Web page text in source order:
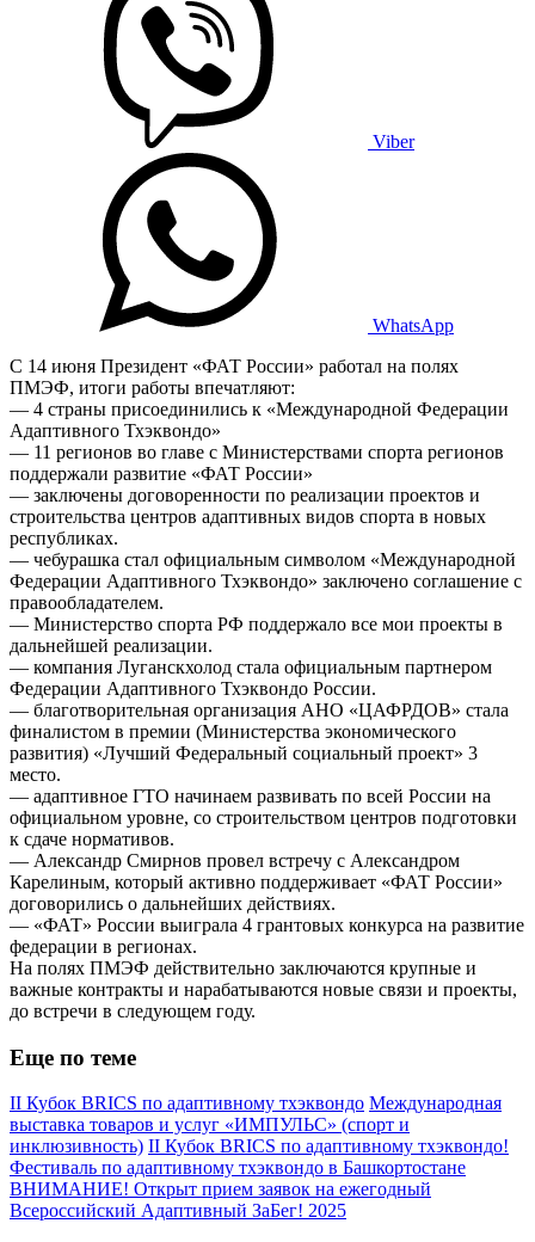
Viber
WhatsApp
С 14 июня Президент «ФАТ России» работал на полях
ПМЭФ, итоги работы впечатляют:
— 4 страны присоединились к «Международной Федерации
Адаптивного Тхэквондо»
— 11 регионов во главе с Министерствами спорта регионов
поддержали развитие «ФАТ России»
— заключены договоренности по реализации проектов и
строительства центров адаптивных видов спорта в новых
республиках.
— чебурашка стал официальным символом «Международной
Федерации Адаптивного Тхэквондо» заключено соглашение с
правообладателем.
— Министерство спорта РФ поддержало все мои проекты в
дальнейшей реализации.
— компания Луганскхолод стала официальным партнером
Федерации Адаптивного Тхэквондо России.
— благотворительная организация АНО «ЦАФРДОВ» стала
финалистом в премии (Министерства экономического
развития) «Лучший Федеральный социальный проект» 3
место.
— адаптивное ГТО начинаем развивать по всей России на
официальном уровне, со строительством центров подготовки
к сдаче нормативов.
— Александр Смирнов провел встречу с Александром
Карелиным, который активно поддерживает «ФАТ России»
договорились о дальнейших действиях.
— «ФАТ» России выиграла 4 грантовых конкурса на развитие
федерации в регионах.
На полях ПМЭФ действительно заключаются крупные и
важные контракты и нарабатываются новые связи и проекты,
до встречи в следующем году.
Еще по теме
II Кубок BRICS по адаптивному тхэквондо Международная
выставка товаров и услуг «ИМПУЛЬС» (спорт и
инклюзивность) II Кубок BRICS по адаптивному тхэквондо!
Фестиваль по адаптивному тхэквондо в Башкортостане
ВНИМАНИЕ! Открыт прием заявок на ежегодный
Всероссийский Адаптивный ЗаБег! 2025